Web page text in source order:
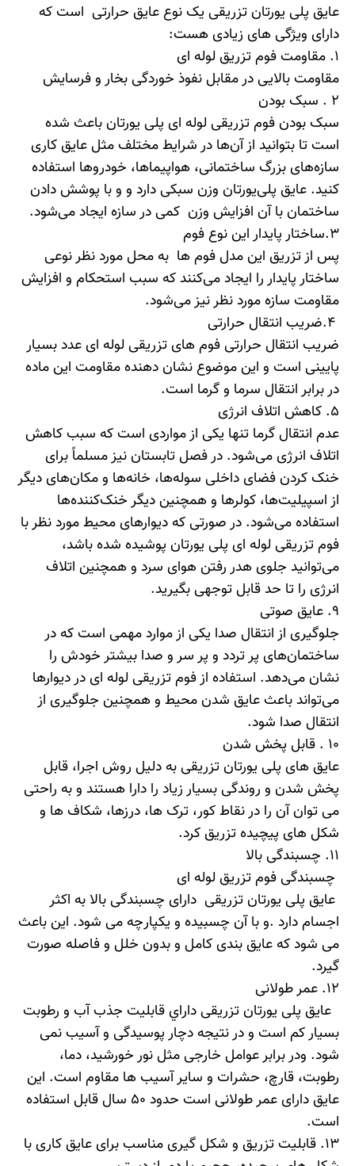
عایق پلی یورتان تزریقی یک نوع عایق حرارتی است که
دارای ویژگی های زیادی هست:
1. مقاومتفوم تزریق لوله ای
مقاومت بالایی در مقابل نفوذ خوردگی بخار و فرسایش
2 .
سبک بودن
سبک بودن فوم تزریقی لوله ‌ای پلی یورتان باعث شده
است تا بتوانید از آن‌ها در شرایط مختلف مثل عایق کاری
سازه‌های بزرگ ساختمانی، هواپیما‌ها، خودرو‌ها استفاده
کنید. عایق پلی‌یورتان وزن سبکی دارد و و با پوشش دادن
ساختمان با آن افزایش وزن کمی در سازه ایجاد می‌شود.
3. ساختار پایدار این نوع فوم
پس از تزریق این مدل فوم ها به محل مورد نظر نوعی
ساختار پایدار را ایجاد می‌کنند که سبب استحکام و افزایش
مقاومت سازه مورد نظر نیز می‌شود.
ضریب انتقال حرارتی
ضریب انتقال حرارتی فوم‌ های تزریقی لوله‌ ای عدد بسیار
پایینی است و این موضوع نشان دهنده مقاومت این ماده
در برابر انتقال سرما و گرما است.
5. کاهش اتلاف انرژی
عدم انتقال گرما تنها یکی از مواردی است که سبب کاهش
اتلاف انرژی می‌شود. در فصل تابستان نیز مسلماً برای
خنک کردن فضای داخلی سوله‌ها، خانه‌ها و مکان‌های دیگر
از اسپیلیت‌ها، کولر‌ها و همچنین دیگر خنک‌کننده‌ها
استفاده می‌شود. در صورتی که دیوار‌های محیط مورد نظر با
فوم تزریقی لوله ‌ای پلی یورتان پوشیده شده باشد،
می‌توانید جلوی هدر رفتن هوای سرد و همچنین اتلاف
انرژی را تا حد قابل توجهی بگیرید.
9. عایق صوتی
جلوگیری از انتقال صدا یکی از موارد مهمی است که در
ساختمان‌های پر تردد و پر سر و صدا بیشتر خودش را
نشان می‌دهد. استفاده از فوم تزریقی لوله ‌ای در دیوار‌ها
می‌تواند باعث عایق شدن محیط و همچنین جلوگیری از
انتقال صدا شود.
10 .
قابل پخش شدن
عایق های پلی یورتان تزریقی به دلیل روش اجرا، قابل
پخش شدن و روندگی بسیار زیاد را دارا هستند و به راحتی
می توان آن را در نقاط کور، ترک ها، درزها، شکاف ها و
شکل های پیچیده تزریق کرد.
11. چسبندگی بالا
چسبندگی فوم تزریق لوله ای
عایق پلی یورتان تزریقی دارای چسبندگی بالا به اکثر
اجسام دارد .و با آن چسبیده و یکپارچه می شود. این باعث
می شود که عایق بندی کامل و بدون خلل و فاصله صورت
گیرد.
12. عمر طولانی
عایق پلی یورتان تزریقی داراي قابليت جذب آب و رطوبت
بسيار كم است و در نتيجه دچار پوسیدگی و آسیب نمی
شود. ودر برابر عوامل خارجی مثل نور خورشيد، دما،
رطوبت، قارچ، حشرات و ساير آسيب ها مقاوم است. اين
عايق دارای عمر طولانی است حدود ۵۰ سال قابل استفاده
است.
13. قابليت تزريق و شكل گيری مناسب برای عايق كاری با